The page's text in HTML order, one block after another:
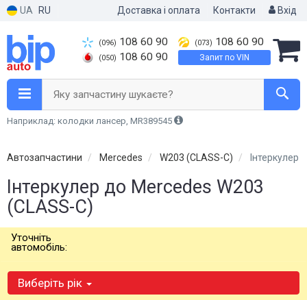
UA RU Доставка і оплата Контакти Вхід
(096) 108 60 90
(050) 108 60 90
(073) 108 60 90
Запит по VIN
Яку запчастину шукаєте?
Наприклад: колодки лансер, MR389545
Автозапчастини Mercedes W203 (CLASS-C) Інтеркулер
Інтеркулер до Mercedes W203
(CLASS-C)
Уточніть
автомобіль:
Виберіть рік